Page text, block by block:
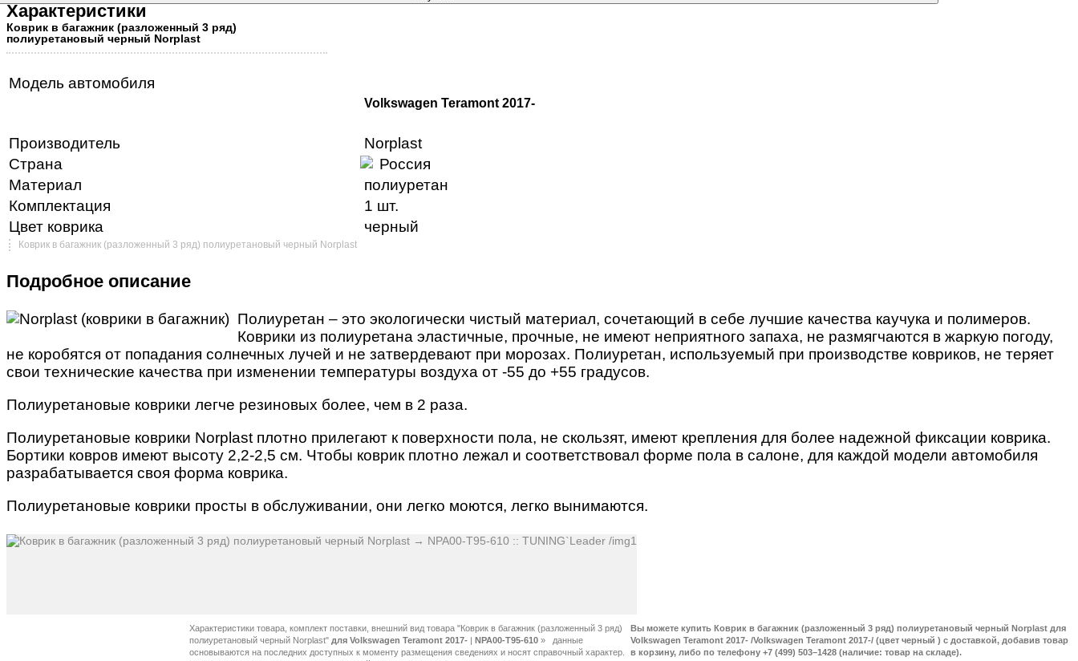
Характеристики
Коврик в багажник (разложенный 3 ряд)
полиуретановый черный Norplast
Модель автомобиля
Volkswagen Teramont 2017-
Производитель
Norplast
Страна
Россия
Материал
полиуретан
Комплектация
1 шт.
Цвет коврика
черный
Коврик в багажник (разложенный 3 ряд) полиуретановый черный Norplast
Подробное описание
Полиуретан – это экологически чистый материал, сочетающий в себе лучшие качества каучука и полимеров.
Коврики из полиуретана эластичные, прочные, не имеют неприятного запаха, не размягчаются в жаркую погоду,
не коробятся от попадания солнечных лучей и не затвердевают при морозах. Полиуретан, используемый при производстве ковриков, не теряет
свои технические качества при изменении температуры воздуха от -55 до +55 градусов.
Полиуретановые коврики легче резиновых более, чем в 2 раза.
Полиуретановые коврики Norplast плотно прилегают к поверхности пола, не скользят, имеют крепления для более надежной фиксации коврика.
Бортики ковров имеют высоту 2,2-2,5 см. Чтобы коврик плотно лежал и соответствовал форме пола в салоне, для каждой модели автомобиля
разрабатывается своя форма коврика.
Полиуретановые коврики просты в обслуживании, они легко моются, легко вынимаются.
Вы можете купить Коврик в багажник (разложенный 3 ряд) полиуретановый черный Norplast для
Volkswagen Teramont 2017- /Volkswagen Teramont 2017-/ (цвет черный ) с доставкой, добавив товар
в корзину, либо по телефону +7 (499) 503–1428 (наличие: товар на складе).
Характеристики товара, комплект поставки, внешний вид товара "Коврик в багажник (разложенный 3 ряд)
полиуретановый черный Norplast" для Volkswagen Teramont 2017- | NPA00-T95-610 »